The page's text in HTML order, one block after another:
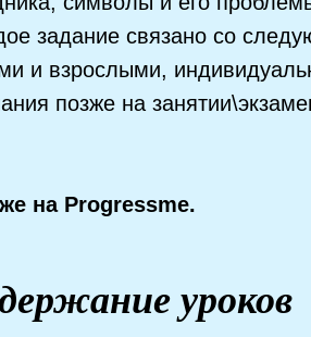
задание связано со
и взрослыми,
позже на
на Progressme.
уроков